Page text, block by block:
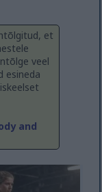
et
veel
esineda
and